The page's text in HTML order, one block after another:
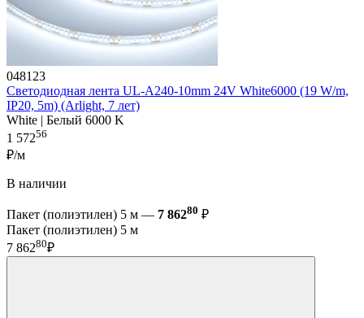
048123
Светодиодная лента UL-A240-10mm 24V White6000 (19 W/m,
IP20, 5m) (Arlight, 7 лет)
White | Белый 6000 K
1 57256
₽/м
В наличии
Пакет (полиэтилен) 5 м — 7 86280 ₽
Пакет (полиэтилен) 5 м
7 86280₽